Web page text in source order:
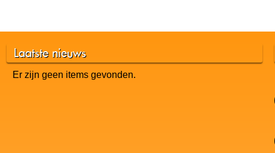
Laatste nieuws
Er zijn geen items gevonden.